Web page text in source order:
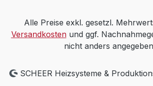
Alle Preise exkl. gesetzl.
Versandkostenund ggf.
nicht anders
SCHEER Heizsysteme &